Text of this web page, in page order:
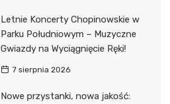
Letnie Koncerty Chopinowskie w
Parku Południowym – Muzyczne
Gwiazdy na Wyciągnięcie Ręki!
7 sierpnia 2026
Nowe przystanki, nowa jakość: